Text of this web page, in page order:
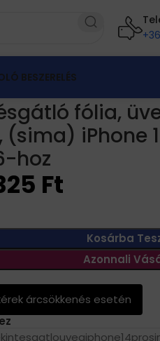
BESZERELÉS
hoz, (sima) iPhone 15-
fólia,
(sima) iPhone
hoz
Ft
Kosárba
Azonnali
árcsökkenés esetén